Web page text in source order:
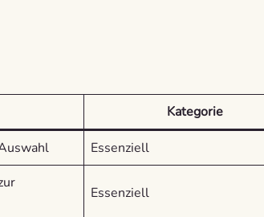
Kategorie
Essenziell
Essenziell